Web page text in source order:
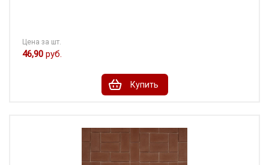
Цена за шт.
46,90 руб.
Купить